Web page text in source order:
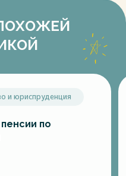
и юриспруденция
по